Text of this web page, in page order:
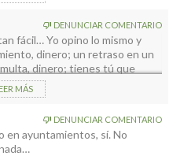
DENUNCIAR COMENTARIO
fácil… Yo opino lo mismo y
dinero; un retraso en un
dinero; tienes tú que
por una chapuza hecha por los
la subida de precios,
MÁS
DENUNCIAR COMENTARIO
en ayuntamientos, sí. No